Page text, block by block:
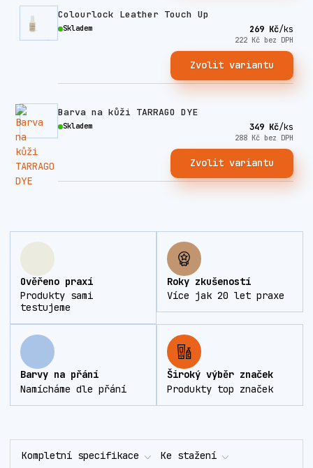
Colourlock Leather Touch Up
269 Kč/ks
222 Kč bez DPH
Skladem
Zvolit variantu
Barva na kůži TARRAGO DYE
349 Kč/ks
288 Kč bez DPH
Skladem
Zvolit variantu
Ověřeno praxí
Produkty sami
testujeme
Roky zkušeností
Více jak 20 let praxe
Barvy na přání
Namícháme dle přání
Široký výběr značek
Produkty top značek
Kompletní specifikace Ke stažení